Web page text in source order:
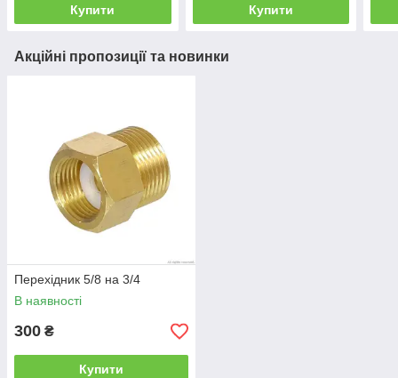
Купити Купити
Акційні пропозиції та новинки
Перехідник 5/8 на 3/4
В наявності
300 ₴
Купити